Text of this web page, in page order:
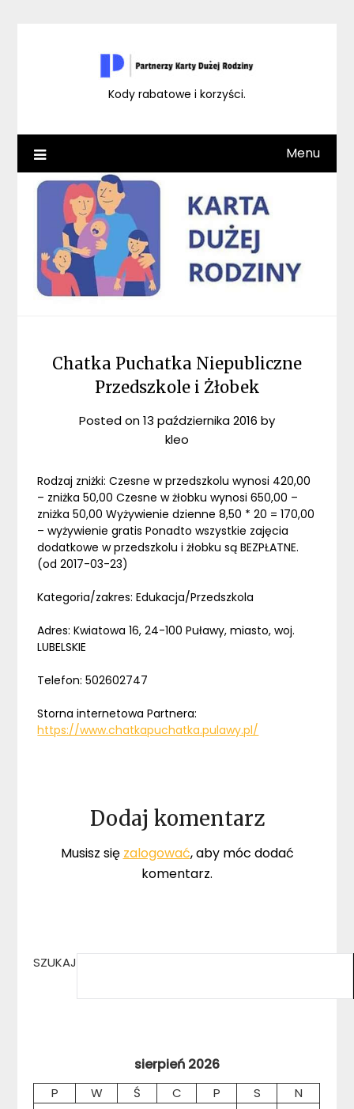
Kody rabatowe i korzyści.
Menu
Chatka Puchatka Niepubliczne
Przedszkole i Żłobek
Posted on13 października 2016 by
kleo
Rodzaj zniżki: Czesne w przedszkolu wynosi 420,00
– zniżka 50,00 Czesne w żłobku wynosi 650,00 –
zniżka 50,00 Wyżywienie dzienne 8,50 * 20 = 170,00
– wyżywienie gratis Ponadto wszystkie zajęcia
dodatkowe w przedszkolu i żłobku są BEZPŁATNE.
(od 2017-03-23)
Kategoria/zakres: Edukacja/Przedszkola
Adres: Kwiatowa 16, 24-100 Puławy, miasto, woj.
LUBELSKIE
Telefon: 502602747
Storna internetowa Partnera:
https://www.chatkapuchatka.pulawy.pl/
Dodaj komentarz
Musisz się zalogować, aby móc dodać
komentarz.
SZUKAJ
sierpień 2026
P W Ś C P S
N